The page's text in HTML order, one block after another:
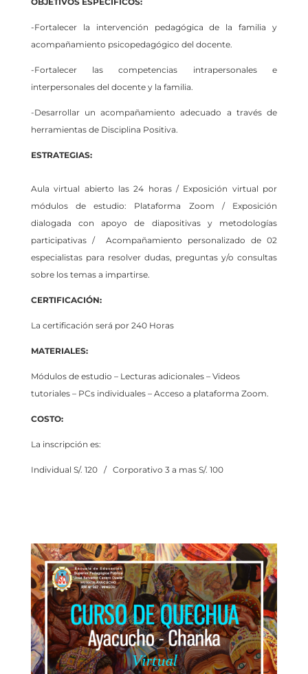
-Fortalecer la intervención pedagógica de la familia y
acompañamiento psicopedagógico del docente.
-Fortalecer las competencias intrapersonales e
interpersonales del docente y la familia.
-Desarrollar un acompañamiento adecuado a través de
herramientas de Disciplina Positiva.
ESTRATEGIAS:
Aula virtual abierto las 24 horas / Exposición virtual por
módulos de estudio: Plataforma Zoom / Exposición
dialogada con apoyo de diapositivas y metodologías
participativas / Acompañamiento personalizado de 02
especialistas para resolver dudas, preguntas y/o consultas
sobre los temas a impartirse.
CERTIFICACIÓN:
La certificación será por 240 Horas
MATERIALES:
Módulos de estudio – Lecturas adicionales – Videos
tutoriales – PCs individuales – Acceso a plataforma Zoom.
COSTO:
La inscripción es:
Individual S/. 120 / Corporativo 3 a mas S/. 100